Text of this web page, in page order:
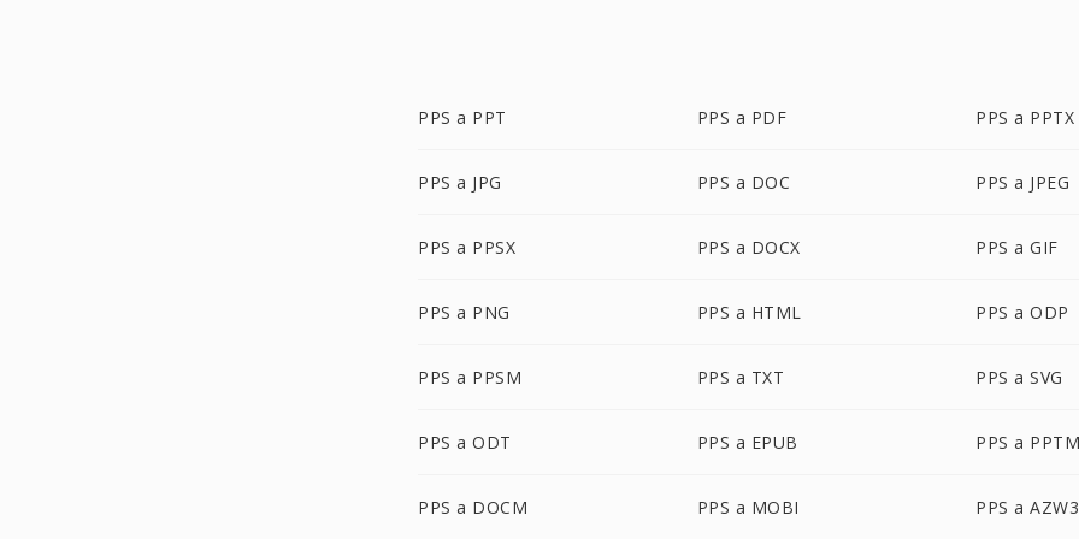
PPS a PPT PPS a PDF PPS a PPTX
PPS a JPG PPS a DOC PPS a JPEG
PPS a PPSX PPS a DOCX PPS a GIF
PPS a PNG PPS a HTML PPS a ODP
PPS a PPSM PPS a TXT PPS a SVG
PPS a ODT PPS a EPUB PPS a
PPS a DOCM PPS a MOBI PPS a AZW3